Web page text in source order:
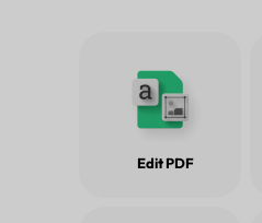
Edit PDF